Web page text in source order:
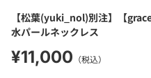
【松葉(yuki_nol)別注】【
水パールネックレス
¥11,000 （税込）